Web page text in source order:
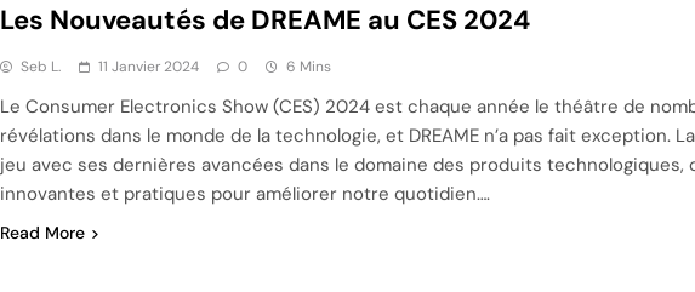
Les Nouveautés de DREAME au CES 2024
Seb L. 11 Janvier 2024 0 6 Mins
Le Consumer Electronics Show (CES) 2024 est chaque année le théâtre de
révélations dans le monde de la technologie, et DREAME n’a pas fait exception.
jeu avec ses dernières avancées dans le domaine des produits technologiques,
innovantes et pratiques pour améliorer notre quotidien….
Read More